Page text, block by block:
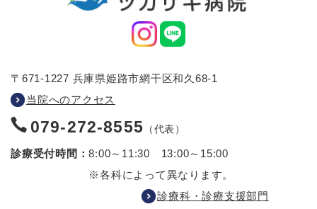
〒671-1227 兵庫県姫路市網干区和久68-1
当院へのアクセス
079-272-8555 （代表）
診療受付時間：8:00～11:30 13:00～15:00
※各科によって異なります。
診療科・診療支援部門